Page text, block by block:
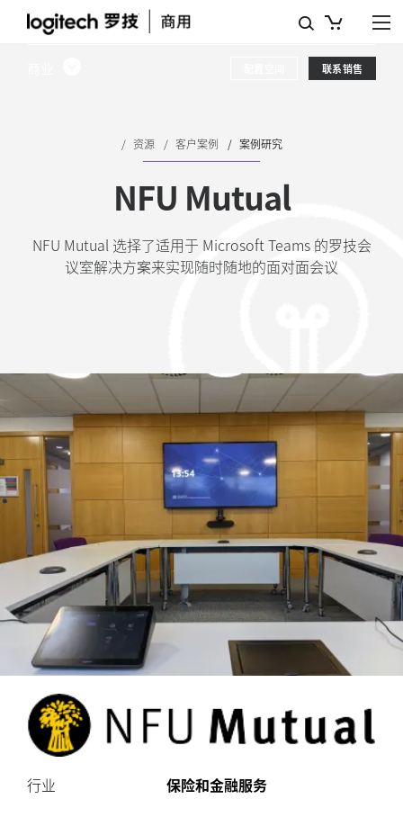
案
MUTUAL
和
罗
技
联系销售
资源 客户案例 案例研究
NFU Mutual
NFU Mutual 选择了适用于 Microsoft Teams 的罗技会
议室解决方案来实现随时随地的面对面会议
行业 保险和金融服务